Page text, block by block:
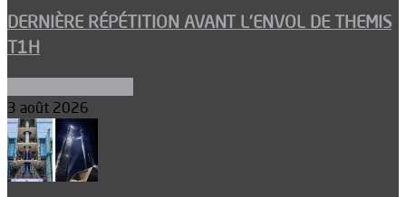
DERNIÈRE RÉPÉTITION AVANT L’ENVOL DE THEMIS
T1H
3 août 2026